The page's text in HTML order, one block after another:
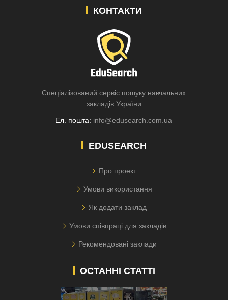
КОНТАКТИ
Спеціалізований сервіс пошуку навчальних
закладів України
Ел. пошта: info@edusearch.com.ua
EDUSEARCH
Про проект
Умови використання
Як додати заклад
Умови співпраці для закладів
Рекомендовані заклади
ОСТАННІ СТАТТІ